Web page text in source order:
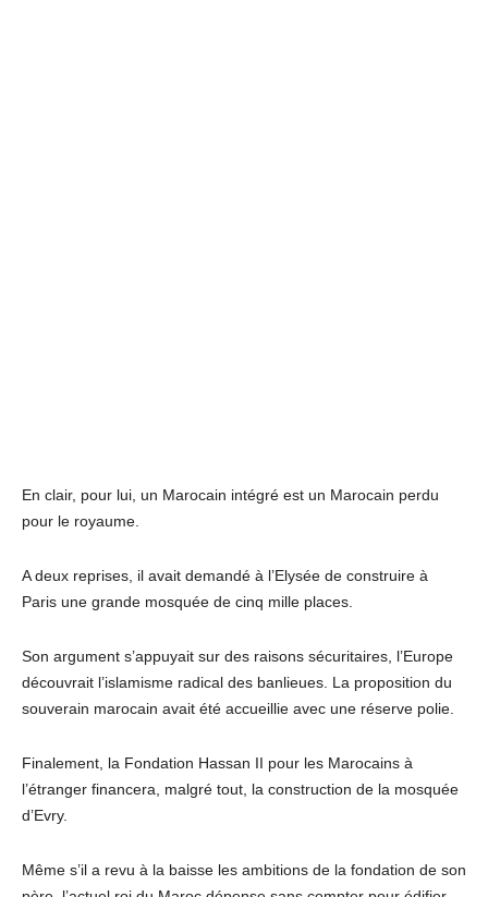
En clair, pour lui, un Marocain intégré est un Marocain perdu
pour le royaume.
A deux reprises, il avait demandé à l’Elysée de construire à
Paris une grande mosquée de cinq mille places.
Son argument s’appuyait sur des raisons sécuritaires, l’Europe
découvrait l’islamisme radical des banlieues. La proposition du
souverain marocain avait été accueillie avec une réserve polie.
Finalement, la Fondation Hassan II pour les Marocains à
l’étranger financera, malgré tout, la construction de la mosquée
d’Evry.
Même s’il a revu à la baisse les ambitions de la fondation de son